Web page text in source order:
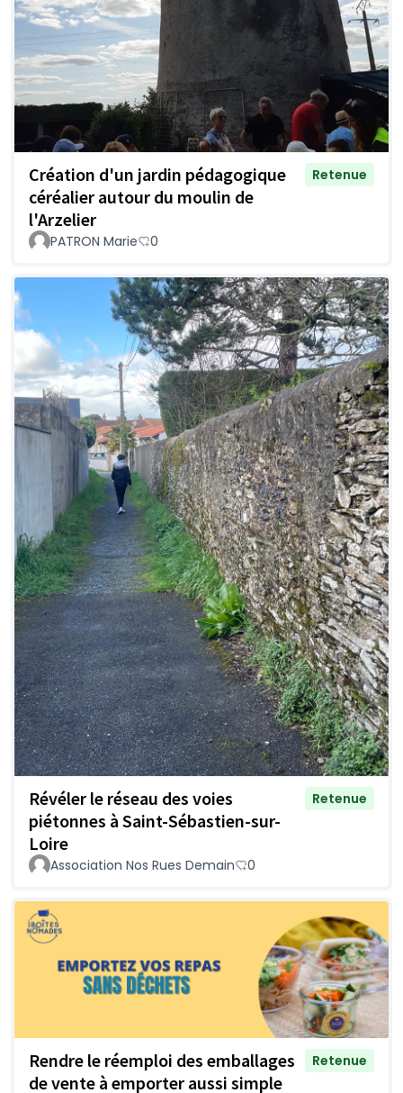
Création d'un jardin pédagogique
céréalier autour du moulin de
l'Arzelier
Retenue
PATRON Marie 0
Révéler le réseau des voies
piétonnes à Saint-Sébastien-sur-
Loire
Retenue
Association Nos Rues Demain 0
Rendre le réemploi des emballages
de vente à emporter aussi simple
Retenue